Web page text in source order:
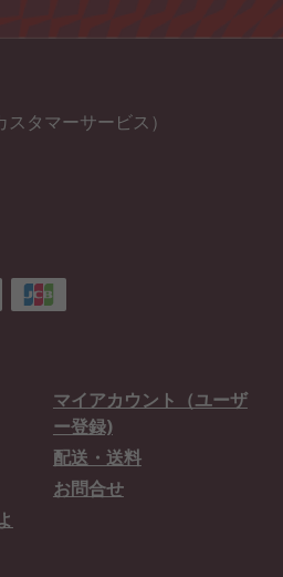
タマーサービス）
マイアカウント（ユーザ
ー登録)
配送・送料
お問合せ